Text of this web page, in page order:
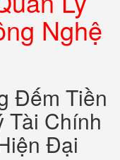
Nghệ
Đếm Tiền
Tài Chính
Đại